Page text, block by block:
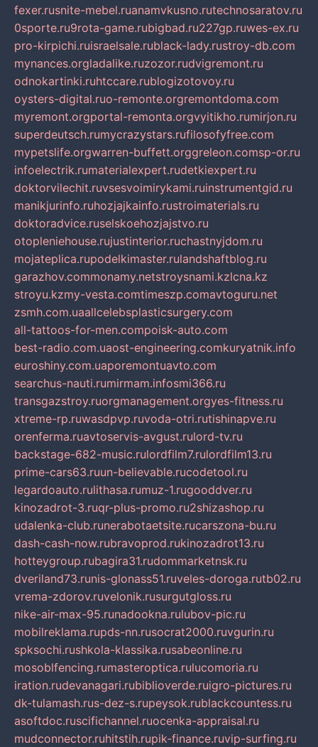
fexer.rusnite-mebel.ruanamvkusno.rutechnosaratov.ru
0sporte.ru9rota-game.rubigbad.ru227gp.ruwes-ex.ru
pro-kirpichi.ruisraelsale.rublack-lady.rustroy-db.com
mynances.orgladalike.ruzozor.rudvigremont.ru
odnokartinki.ruhtccare.rublogizotovoy.ru
oysters-digital.ruo-remonte.orgremontdoma.com
myremont.orgportal-remonta.orgvyitikho.rumirjon.ru
superdeutsch.rumycrazystars.rufilosofyfree.com
mypetslife.orgwarren-buffett.orggreleon.comsp-or.ru
infoelectrik.rumaterialexpert.rudetkiexpert.ru
doktorvilechit.ruvsesvoimirykami.ruinstrumentgid.ru
manikjurinfo.ruhozjajkainfo.rustroimaterials.ru
doktoradvice.ruselskoehozjajstvo.ru
otopleniehouse.rujustinterior.ruchastnyjdom.ru
mojateplica.rupodelkimaster.rulandshaftblog.ru
garazhov.commonamy.netstroysnami.kzlcna.kz
stroyu.kzmy-vesta.comtimeszp.comavtoguru.net
zsmh.com.uaallcelebsplasticsurgery.com
all-tattoos-for-men.compoisk-auto.com
best-radio.com.uaost-engineering.comkuryatnik.info
euroshiny.com.uaporemontuavto.com
searchus-nauti.rumirmam.infosmi366.ru
transgazstroy.ruorgmanagement.orgyes-fitness.ru
xtreme-rp.ruwasdpvp.ruvoda-otri.rutishinapve.ru
orenferma.ruavtoservis-avgust.rulord-tv.ru
backstage-682-music.rulordfilm7.rulordfilm13.ru
prime-cars63.ruun-believable.rucodetool.ru
legardoauto.rulithasa.rumuz-1.rugooddver.ru
kinozadrot-3.ruqr-plus-promo.ru2shizashop.ru
udalenka-club.runerabotaetsite.rucarszona-bu.ru
dash-cash-now.rubravoprod.rukinozadrot13.ru
hotteygroup.rubagira31.rudommarketnsk.ru
dveriland73.runis-glonass51.ruveles-doroga.rutb02.ru
vrema-zdorov.ruvelonik.rusurgutgloss.ru
nike-air-max-95.runadookna.rulubov-pic.ru
mobilreklama.rupds-nn.rusocrat2000.ruvgurin.ru
spksochi.rushkola-klassika.rusabeonline.ru
mosoblfencing.rumasteroptica.rulucomoria.ru
iration.rudevanagari.rubiblioverde.ruigro-pictures.ru
dk-tulamash.rus-dez-s.rupeysok.rublackcountess.ru
asoftdoc.ruscifichannel.ruocenka-appraisal.ru
mudconnector.ruhitstih.rupik-finance.ruvip-surfing.ru